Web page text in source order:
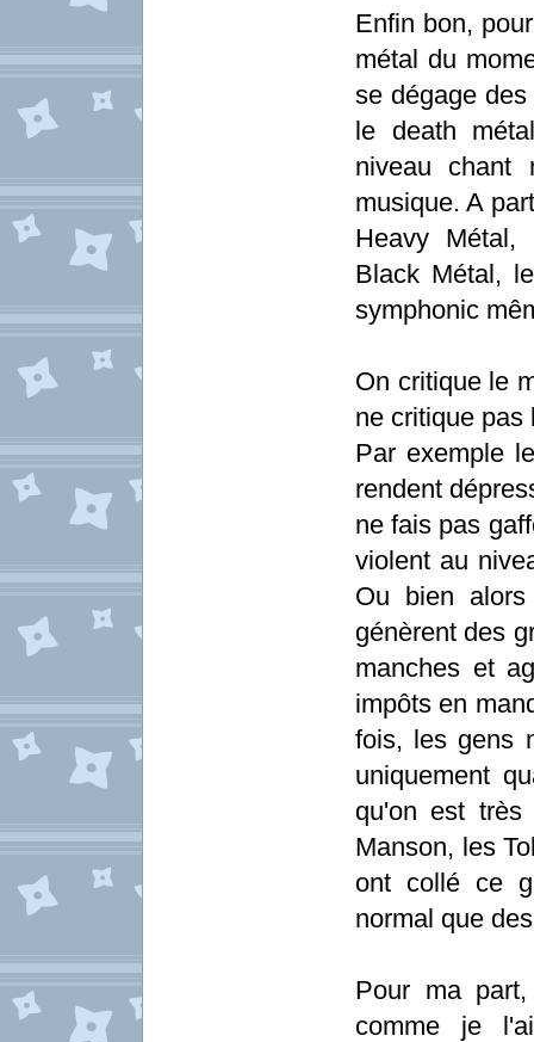
Enfin bon,
métal du
se dégage
le death
niveau chant
musique. A
Heavy
Black Métal,
symphonic
On critique le
ne critique pas
Par exemple
rendent
ne fais pas
violent au
Ou bien
génèrent des
manches et
impôts en
fois, les gens
uniquement
qu'on est très
Manson, les
ont collé ce
normal que
Pour ma
comme je